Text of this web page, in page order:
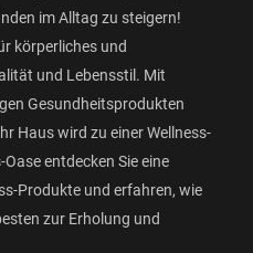
im Alltag zu steigern!
körperliches und
und Lebensstil. Mit
Gesundheitsprodukten
Haus wird zu einer Wellness-
entdecken Sie eine
Produkte und erfahren, wie
zur Erholung und